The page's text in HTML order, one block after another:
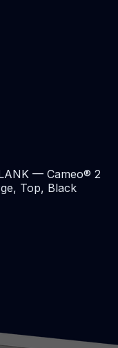
— Cameo® 2
Top, Black